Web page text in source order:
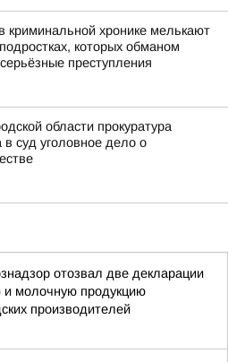
криминальной хронике мелькают
которых обманом
преступления
области прокуратура
в суд уголовное дело о
отозвал две декларации
и молочную продукцию
производителей